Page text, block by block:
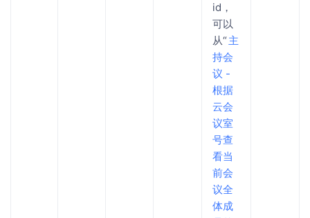
id，
可以
从“主
持会
议 -
根据
云会
议室
号查
看当
前会
议全
体成